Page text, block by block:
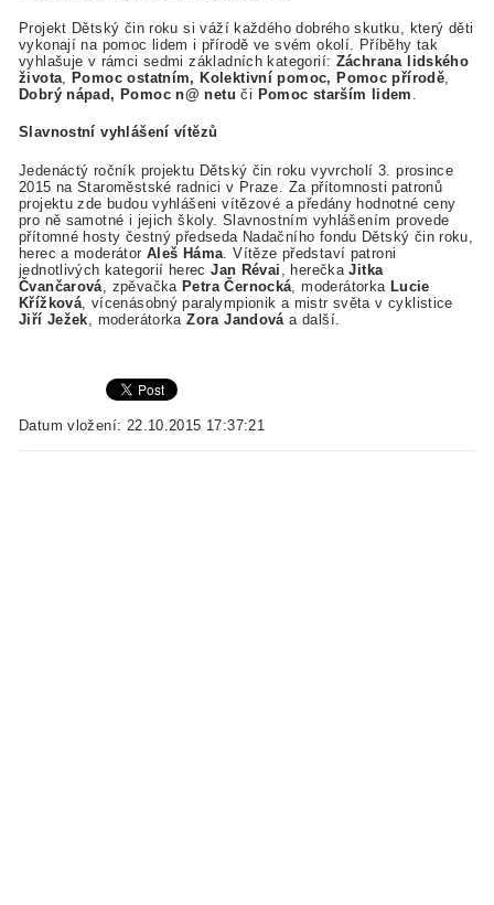
Projekt Dětský čin roku si váží každého dobrého skutku, který děti
vykonají na pomoc lidem i přírodě ve svém okolí. Příběhy tak
vyhlašuje v rámci sedmi základních kategorií: Záchrana lidského
života, Pomoc ostatním, Kolektivní pomoc, Pomoc přírodě,
Dobrý nápad, Pomoc n@ netuči Pomoc starším lidem .
Slavnostní vyhlášení vítězů
Jedenáctý ročník projektu Dětský čin roku vyvrcholí 3. prosince
2015 na Staroměstské radnici v Praze. Za přítomnosti patronů
projektu zde budou vyhlášeni vítězové a předány hodnotné ceny
pro ně samotné i jejich školy. Slavnostním vyhlášením provede
přítomné hosty čestný předseda Nadačního fondu Dětský čin roku,
herec a moderátor Aleš Háma . Vítěze představí patroni
jednotlivých kategorií herecJan Révai , herečkaJitka
Čvančarová , zpěvačkaPetra Černocká , moderátorka Lucie
Křížková , vícenásobný paralympionik a mistr světa v cyklistice
Jiří Ježek , moderátorkaZora Jandová a další.
Datum vložení: 22.10.2015 17:37:21